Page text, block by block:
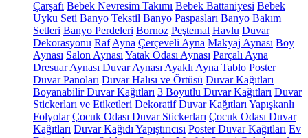
Çarşafı Bebek Nevresim Takımı Bebek Battaniyesi Bebek
Uyku Seti Banyo Tekstil Banyo Paspasları Banyo Bakım
Setleri Banyo Perdeleri Bornoz Peştemal Havlu Duvar
Dekorasyonu Raf Ayna Çerçeveli Ayna Makyaj Aynası Boy
Aynası Salon Aynası Yatak Odası Aynası Parçalı Ayna
Dresuar Aynası Duvar Aynası Ayaklı Ayna Tablo Poster
Duvar Panoları Duvar Halısı ve Örtüsü Duvar Kağıtları
Boyanabilir Duvar Kağıtları 3 Boyutlu Duvar Kağıtları Duvar
Stickerları ve Etiketleri Dekoratif Duvar Kağıtları Yapışkanlı
Folyolar Çocuk Odası Duvar Stickerları Çocuk Odası Duvar
Kağıtları Duvar Kağıdı Yapıştırıcısı Poster Duvar Kağıtları Ev